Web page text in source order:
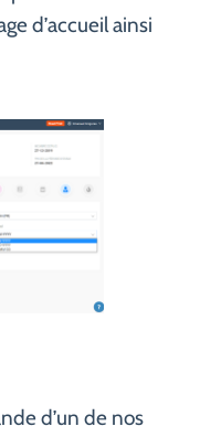
d’accueil ainsi
d’un de nos